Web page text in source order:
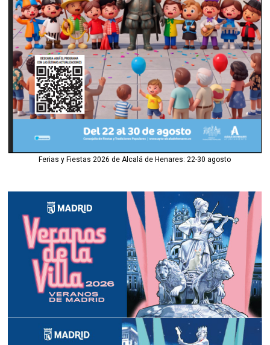
Ferias y Fiestas 2026 de Alcalá de Henares: 22-30 agosto